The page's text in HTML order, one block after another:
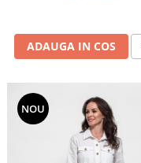
ADAUGA IN COS
NOU